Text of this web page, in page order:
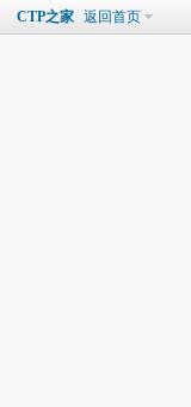
CTP之家 返回首页